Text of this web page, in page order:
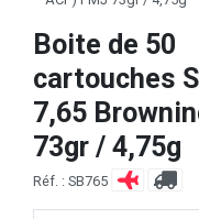
Boite de 50
cartouches
7,65
73gr / 4,75g
Réf. : SB765